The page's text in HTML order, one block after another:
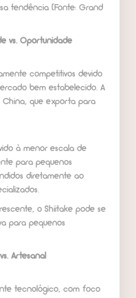
tendência (Fonte: Grand
vs. Oportunidade
competitivos devido
bem estabelecido. A
China, que exporta para
à menor escala de
para pequenos
diretamente ao
o Shiitake pode se
para pequenos
Artesanal
tecnológico, com foco